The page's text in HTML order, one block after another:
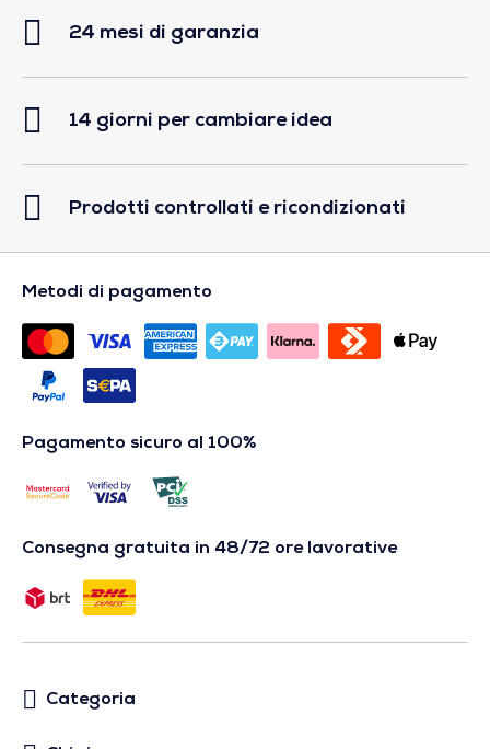
24 mesi di garanzia
14 giorni per cambiare idea
Prodotti controllati e ricondizionati
Metodi di pagamento
Pagamento sicuro al 100%
Consegna gratuita in 48/72 ore lavorative
Categoria